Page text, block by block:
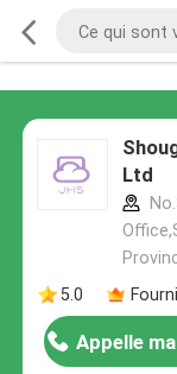
Ltd
5.0
Appelle